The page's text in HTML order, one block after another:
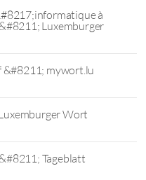
à
Luxemburger
&#8211; mywort.lu
Wort
Tageblatt